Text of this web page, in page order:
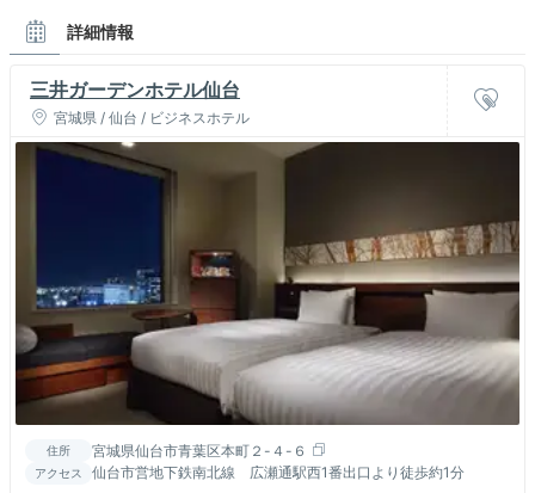
詳細情報
三井ガーデンホテル仙台
宮城県 / 仙台 / ビジネスホテル
住所 宮城県仙台市青葉区本町２-４-６
アクセス 仙台市営地下鉄南北線 広瀬通駅西1番出口より徒歩約1分